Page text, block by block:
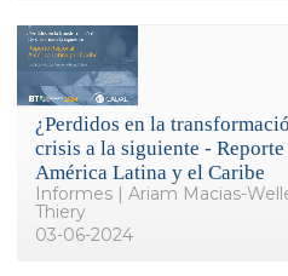
¿Perdidos en la
crisis a la siguiente -
América Latina y el Caribe
Informes | Ariam Macias-
Thiery
03-06-2024